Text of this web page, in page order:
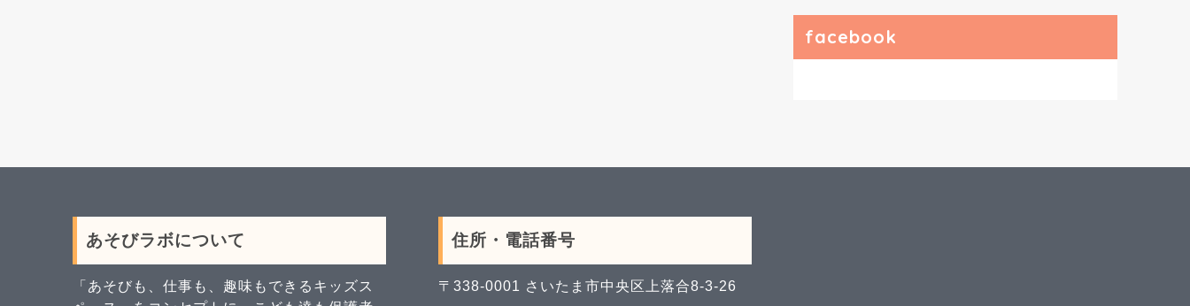
facebook
あそびラボについて
「あそびも、仕事も、趣味もできるキッズス
住所・電話番号
〒338-0001 さいたま市中央区上落合8-3-26